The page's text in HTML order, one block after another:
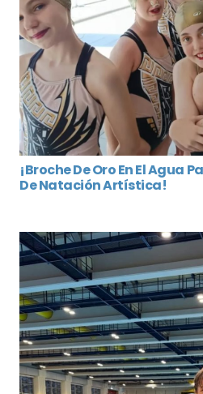
¡Broche De Oro En El Agua
De Natación Artística!